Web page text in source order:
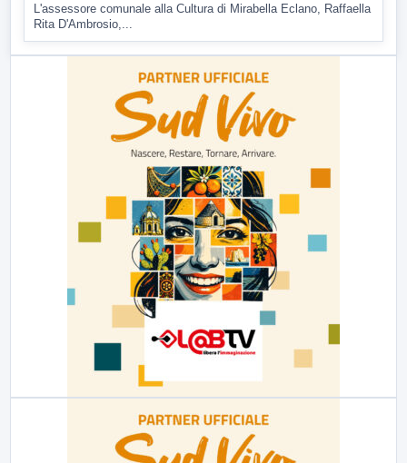
L'assessore comunale alla Cultura di Mirabella Eclano, Raffaella
Rita D'Ambrosio,...